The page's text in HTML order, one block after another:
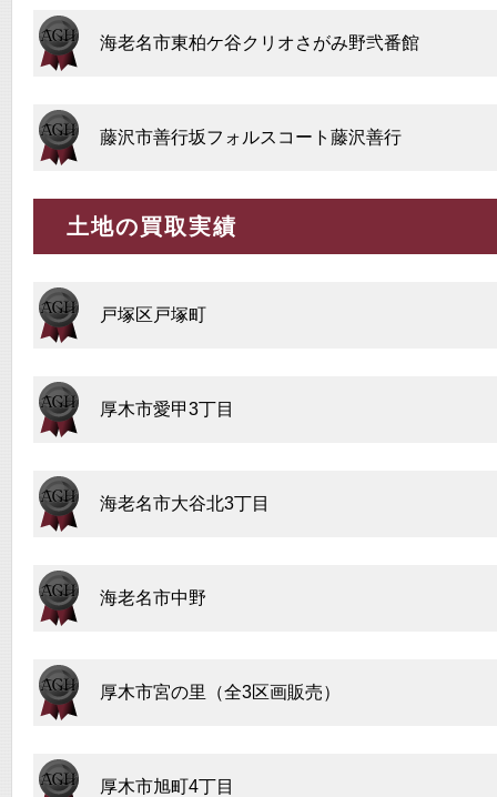
海老名市東柏ケ谷クリオさがみ野弐番館
藤沢市善行坂フォルスコート藤沢善行
土地の買取実績
戸塚区戸塚町
厚木市愛甲3丁目
海老名市大谷北3丁目
海老名市中野
厚木市宮の里（全3区画販売）
厚木市旭町4丁目